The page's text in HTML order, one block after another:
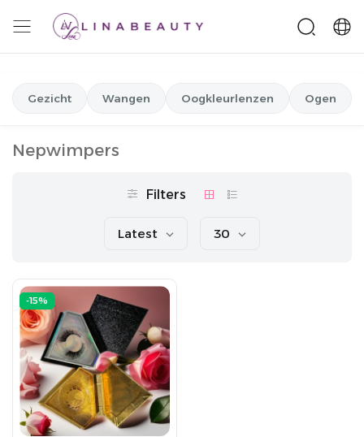
Gezicht Wangen Oogkleurlenzen Ogen
Nepwimpers
Filters
Latest 30
-15%